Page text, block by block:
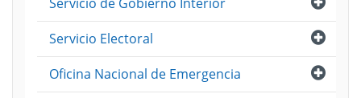
Abrir
Servicio Electoral
Abrir
Oficina Nacional de Emergencia